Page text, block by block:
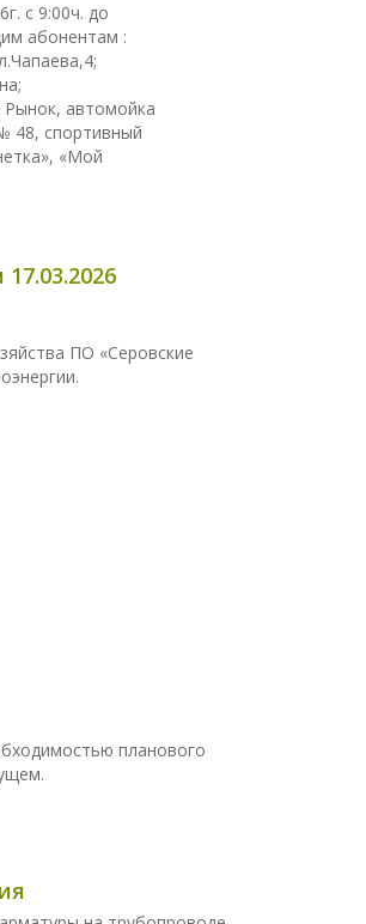
с 9:00ч. до
абонентам :
Рынок, автомойка
48, спортивный
«Мой
ПО «Серовские
планового